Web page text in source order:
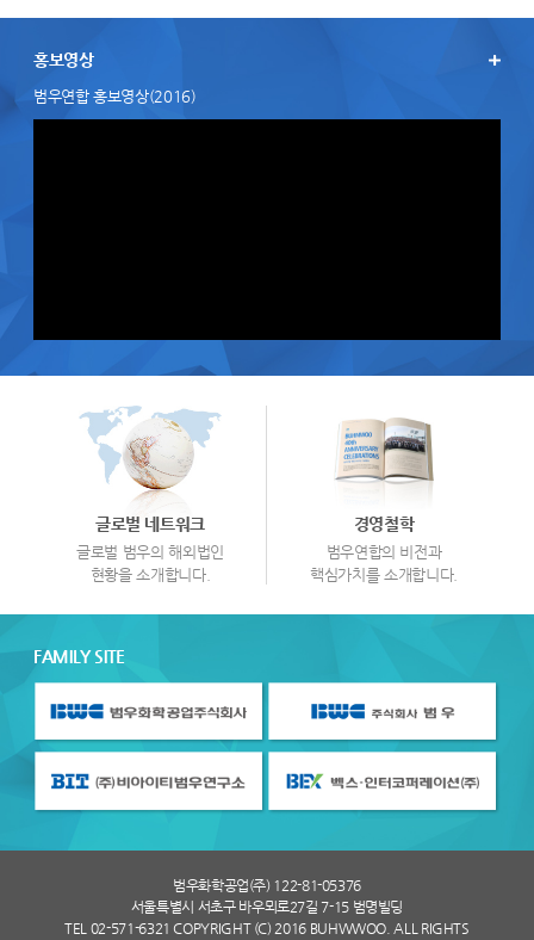
홍보영상
범우연합 홍보영상(2016)
글로벌 네트워크
글로벌 범우의 해외법인
현황을 소개합니다.
경영철학
범우연합의 비전과
핵심가치를 소개합니다.
FAMILY SITE
범우화학공업(주) 122-81-05376
서울특별시 서초구 바우뫼로27길 7-15 범명빌딩
TEL 02-571-6321 COPYRIGHT (C) 2016 BUHWWOO. ALL RIGHTS